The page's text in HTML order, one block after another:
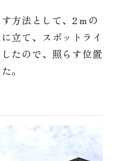
方法として、2ｍの
立て、スポットライ
たので、照らす位置
。